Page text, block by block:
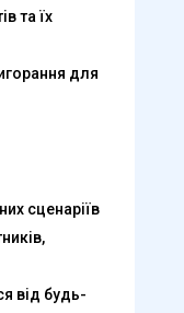
та їх
для
сценаріїв
від будь-